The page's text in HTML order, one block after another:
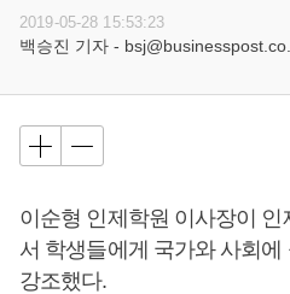
2019-05-28 15:53:23
백승진 기자 -
이순형 인제학원 이사장이 인
서 학생들에게 국가와 사회
강조했다.